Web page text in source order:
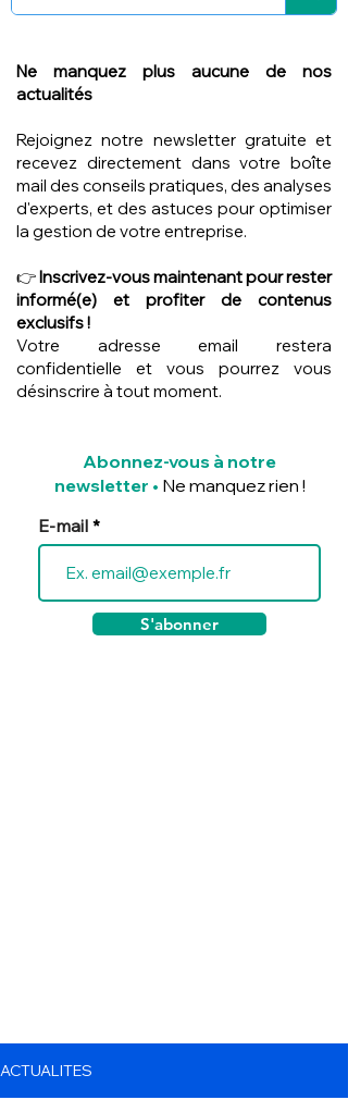
Ne manquez plus aucune de nos
actualités
Rejoignez notre newsletter gratuite et
recevez directement dans votre boîte
mail des conseils pratiques, des analyses
d'experts, et des astuces pour optimiser
la gestion de votre entreprise.
👉Inscrivez-vous maintenant pour rester
informé(e) et profiter de contenus
exclusifs !
Votre adresse email restera
confidentielle et vous pourrez vous
désinscrire à tout moment.
Abonnez-vous à notre
newsletter • Ne manquez rien !
E-mail
S'abonner
ACTUALITES